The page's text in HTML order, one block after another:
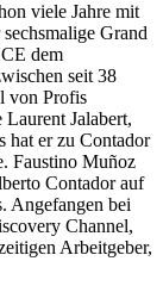
viele Jahre mit
Grand
dem
seit 38
von Profis
Laurent Jalabert,
hat er zu Contador
Faustino Muñoz
Contador auf
Angefangen bei
Channel,
Arbeitgeber,